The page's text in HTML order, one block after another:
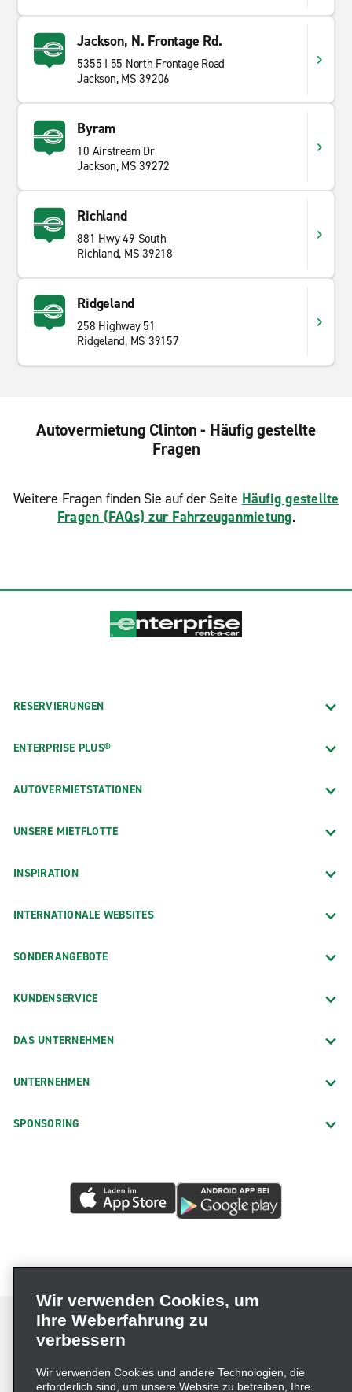
Jackson, N. Frontage Rd.
5355 I 55 North Frontage Road
Jackson, MS 39206
Byram
10 Airstream Dr
Jackson, MS 39272
Richland
881 Hwy 49 South
Richland, MS 39218
Ridgeland
258 Highway 51
Ridgeland, MS 39157
Autovermietung Clinton - Häufig gestellte
Fragen
Weitere Fragen finden Sie auf der Seite Häufig gestellte
Fragen (FAQs) zur Fahrzeuganmietung.
RESERVIERUNGEN
ENTERPRISE PLUS®
AUTOVERMIETSTATIONEN
UNSERE MIETFLOTTE
INSPIRATION
INTERNATIONALE WEBSITES
SONDERANGEBOTE
KUNDENSERVICE
DAS UNTERNEHMEN
UNTERNEHMEN
SPONSORING
Impressum Nutzungsbedingungen
Datenschutzrichtlinie
Wir verwenden Cookies, um
Ihre Weberfahrung zu
verbessern
Wir verwenden Cookies und andere Technologien, die
erforderlich sind, um unsere Website zu betreiben, Ihre